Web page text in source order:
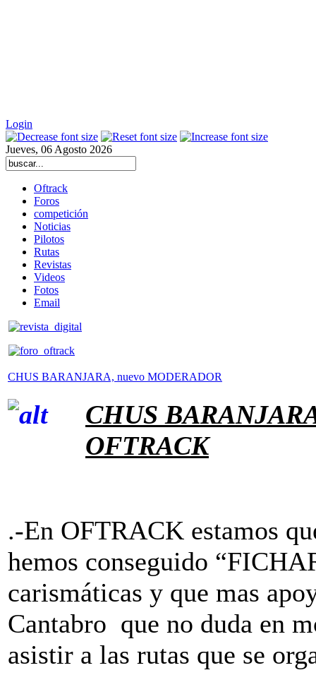
Login
Jueves, 06 Agosto 2026
Oftrack
Foros
competición
Noticias
Pilotos
Rutas
Revistas
Videos
Fotos
Email
CHUS BARANJARA, nuevo MODERADOR
CHUS
OFTRACK
.-En OFTRACK estamos
hemos conseguido
carismáticas y que mas
Cantabro que no duda en
asistir a las rutas que se